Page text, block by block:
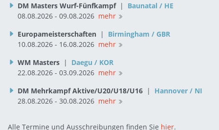
DM Masters Wurf-Fünfkampf |
Baunatal / HE
08.08.2026 - 09.08.2026 mehr
Europameisterschaften |
Birmingham / GBR
10.08.2026 - 16.08.2026 mehr
WM Masters |
Daegu / KOR
22.08.2026 - 03.09.2026 mehr
DM Mehrkampf Aktive/U20/U18/U16 |
Hannover / NI
28.08.2026 - 30.08.2026 mehr
Alle Termine und Ausschreibungen finden Sie hier.